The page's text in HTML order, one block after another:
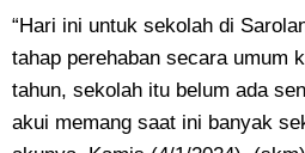
“Hari ini untuk sekolah di
tahap perehaban secara umum
tahun, sekolah itu belum ada
akui memang saat ini banyak